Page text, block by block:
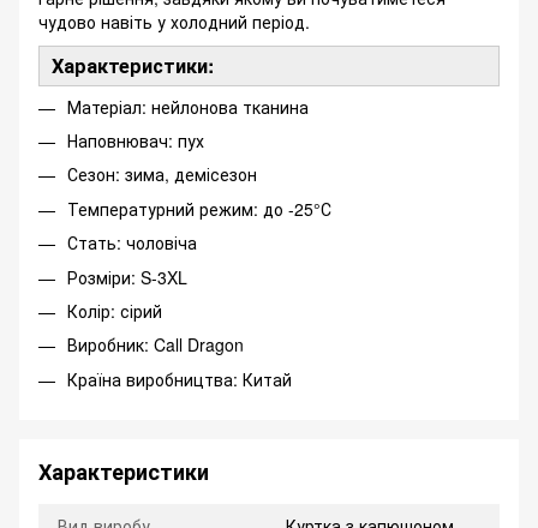
чудово навіть у холодний період.
Характеристики:
Матеріал: нейлонова тканина
Наповнювач: пух
Сезон: зима, демісезон
Температурний режим: до -25°С
Стать: чоловіча
Розміри: S-3XL
Колір: сірий
Виробник: Call Dragon
Країна виробництва: Китай
Характеристики